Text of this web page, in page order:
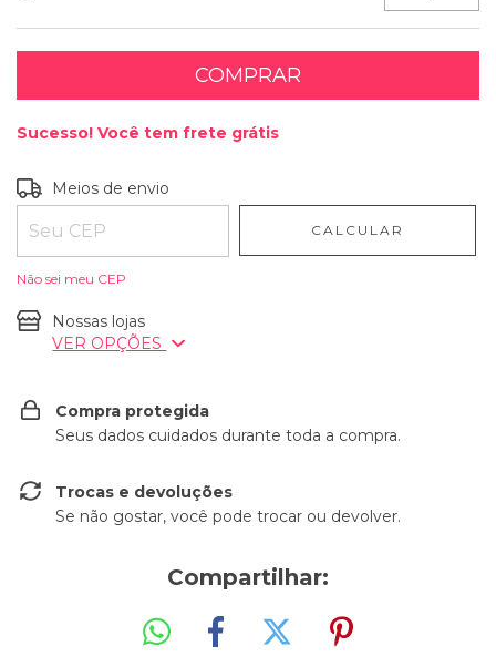
Sucesso! Você tem frete grátis
Entregas para o CEP:
Meios de envio
CALCULAR
Não sei meu CEP
Nossas lojas
VER OPÇÕES
Compra protegida
Seus dados cuidados durante toda a compra.
Trocas e devoluções
Se não gostar, você pode trocar ou devolver.
Compartilhar: